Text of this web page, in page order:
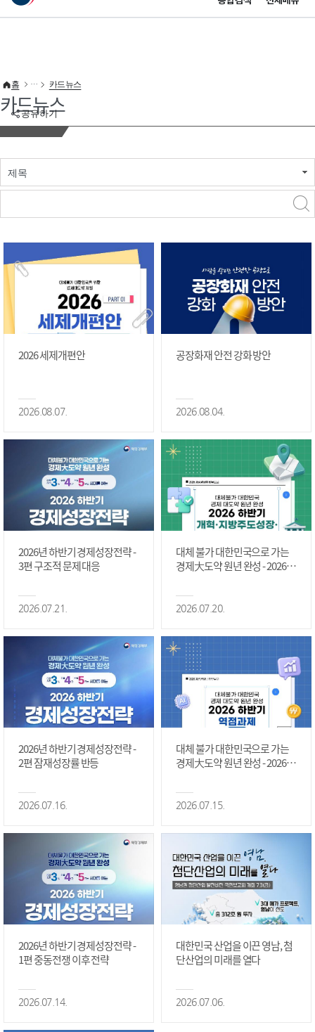
이 누리집은 대한민국 공식 전자정부 누리집입니다.
공유하기
홈 카드뉴스
카드뉴스
제목
2026 세제개편안
2026.08.07.
공장화재 안전 강화 방안
2026.08.04.
2026년 하반기 경제성장전략 -
3편 구조적 문제 대응
2026.07.21.
대체 불가 대한민국으로 가는
경제大도약 원년 완성 - 2026 하
정상화 #2편
2026.07.20.
2026년 하반기 경제성장전략 -
2편 잠재성장률 반등
2026.07.16.
대체 불가 대한민국으로 가는
경제大도약 원년 완성 - 2026 하
2026.07.15.
2026년 하반기 경제성장전략 -
1편 중동전쟁 이후 전략
2026.07.14.
대한민국 산업을 이끈 영남, 첨
단산업의 미래를 열다
2026.07.06.